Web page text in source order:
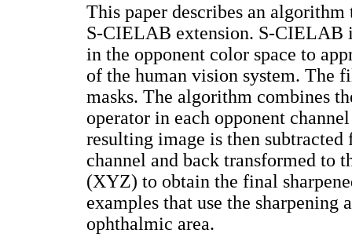
This paper describes an
S-CIELAB extension. S-CIELAB
in the opponent color space to
of the human vision system. The
masks. The algorithm combines
operator in each opponent
resulting image is then
channel and back transformed to
(XYZ) to obtain the final
examples that use the
ophthalmic area.